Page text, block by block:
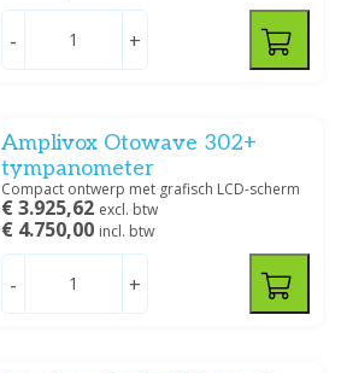
- +
Amplivox Otowave 302+
tympanometer
Compact ontwerp met grafisch LCD-scherm
€ 3.925,62 excl. btw
€ 4.750,00 incl. btw
- +